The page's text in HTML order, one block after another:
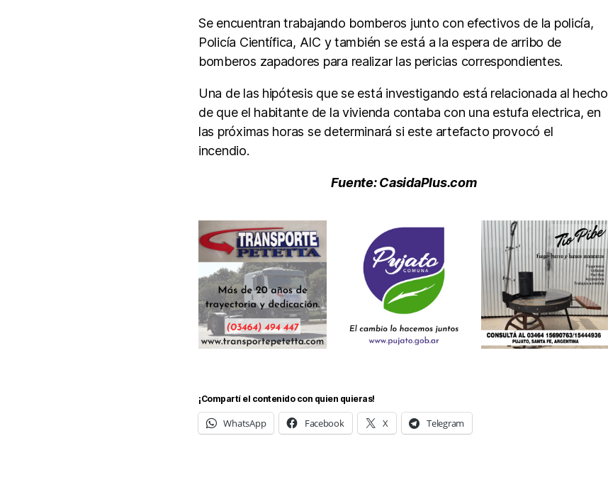
Se encuentran trabajando bomberos junto con efectivos de la policía,
Policía Científica, AIC y también se está a la espera de arribo de
bomberos zapadores para realizar las pericias correspondientes.
Una de las hipótesis que se está investigando está relacionada al hecho
de que el habitante de la vivienda contaba con una estufa electrica, en
las próximas horas se determinará si este artefacto provocó el
incendio.
Fuente: CasidaPlus.com
¡Compartí el contenido con quien quieras!
WhatsApp Facebook X Telegram